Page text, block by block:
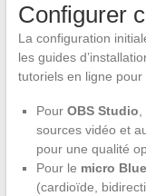
Configurer
La configuration
les guides
tutoriels en ligne
Pour OBS Studio
sources vidéo et
pour une qualité
Pour le micro
(cardioïde,